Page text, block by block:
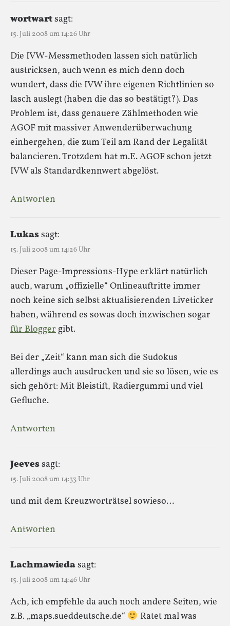
wortwartsagt:
15. Juli 2008 um 14:26 Uhr
Die IVW-Messmethoden lassen sich natürlich
austricksen, auch wenn es mich denn doch
wundert, dass die IVW ihre eigenen Richtlinien so
lasch auslegt (haben die das so bestätigt?). Das
Problem ist, dass genauere Zählmethoden wie
AGOF mit massiver Anwenderüberwachung
einhergehen, die zum Teil am Rand der Legalität
balancieren. Trotzdem hat m.E. AGOF schon jetzt
IVW als Standardkennwert abgelöst.
Antworten
Lukassagt:
15. Juli 2008 um 14:26 Uhr
Dieser Page-Impressions-Hype erklärt natürlich
auch, warum „offizielle“ Onlineauftritte immer
noch keine sich selbst aktualisierenden Liveticker
haben, während es sowas doch inzwischen sogar
für Blogger gibt.
Bei der „Zeit“ kann man sich die Sudokus
allerdings auch ausdrucken und sie so lösen, wie es
sich gehört: Mit Bleistift, Radiergummi und viel
Gefluche.
Antworten
Jeevessagt:
15. Juli 2008 um 14:33 Uhr
und mit dem Kreuzworträtsel sowieso…
Antworten
Lachmawiedasagt:
15. Juli 2008 um 14:46 Uhr
Ach, ich empfehle da auch noch andere Seiten, wie
z.B. „maps.sueddeutsche.de“
Ratet mal was